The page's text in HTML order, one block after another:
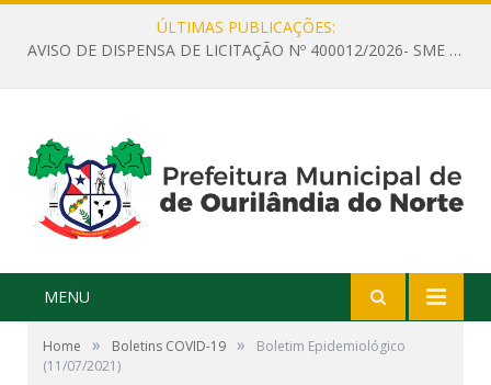
ÚLTIMAS PUBLICAÇÕES:
AVISO DE DISPENSA DE LICITAÇÃO Nº 400012/2026- SME – CONTRATAÇÃO DE EMPRESA ESPECIALIZADA PARA LOCAÇÃO DE ÔNIBUS EXECUTIVO COM CAPACIDADE DE 60 (SESSENTA) POLTRONAS, PARA TRANSPORTAR PROFESSORES RESPONSÁVEIS E ALUNOS PARA BRASÍLIA, COM SAÍDA DIA 10/08/2026 E RETORNO DIA 14/08/2026
MENU
Home » Boletins COVID-19 »
Boletim Epidemiológico
(11/07/2021)